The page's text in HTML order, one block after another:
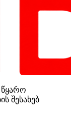
წყარო
შესახებ